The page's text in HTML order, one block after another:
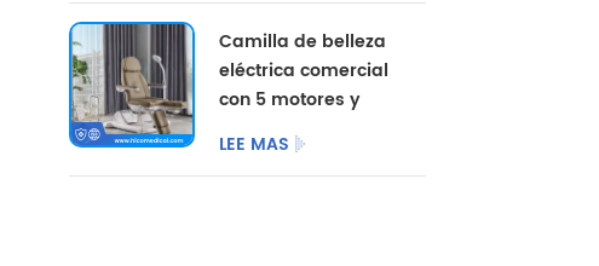
salón, camilla de
belleza eléctrica
para centro de
podología.
Camilla de belleza
eléctrica comercial
con 5 motores y
patas divididas.
LEE MAS